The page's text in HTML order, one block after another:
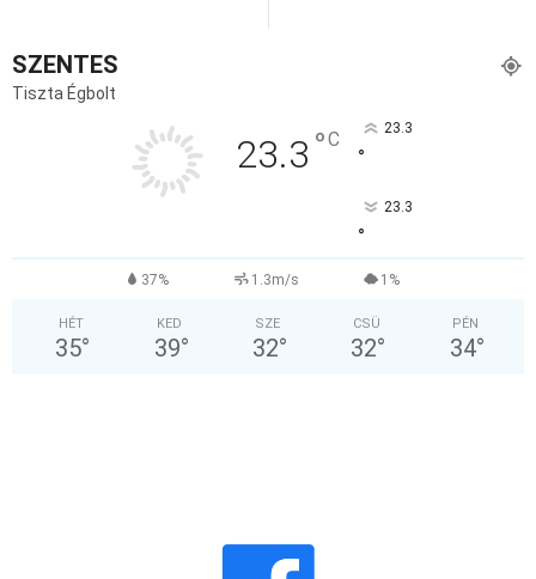
SZENTES
Tiszta Égbolt
23.3 °C 23.3
°
23.3
°
37% 1.3m/s 1%
HÉT
35°
KED
39°
SZE
32°
CSÜ
32°
PÉN
34°